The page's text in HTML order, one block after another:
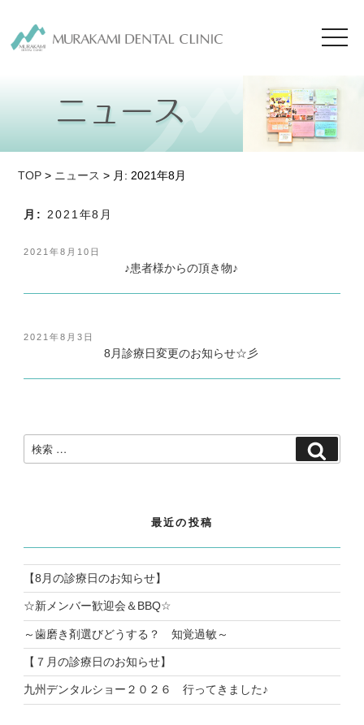
TOP > ニュース > 月: 2021年8月
月: 2021年8月
投
2021年8月10日
♪患者様からの頂き物♪
投
2021年8月3日
8月診療日変更のお知らせ☆彡
検
索:
索
最近の投稿
【8月の診療日のお知らせ】
☆新メンバー歓迎会＆BBQ☆
～歯磨き剤選びどうする？ 知覚過敏～
【７月の診療日のお知らせ】
九州デンタルショー２０２６ 行ってきました♪